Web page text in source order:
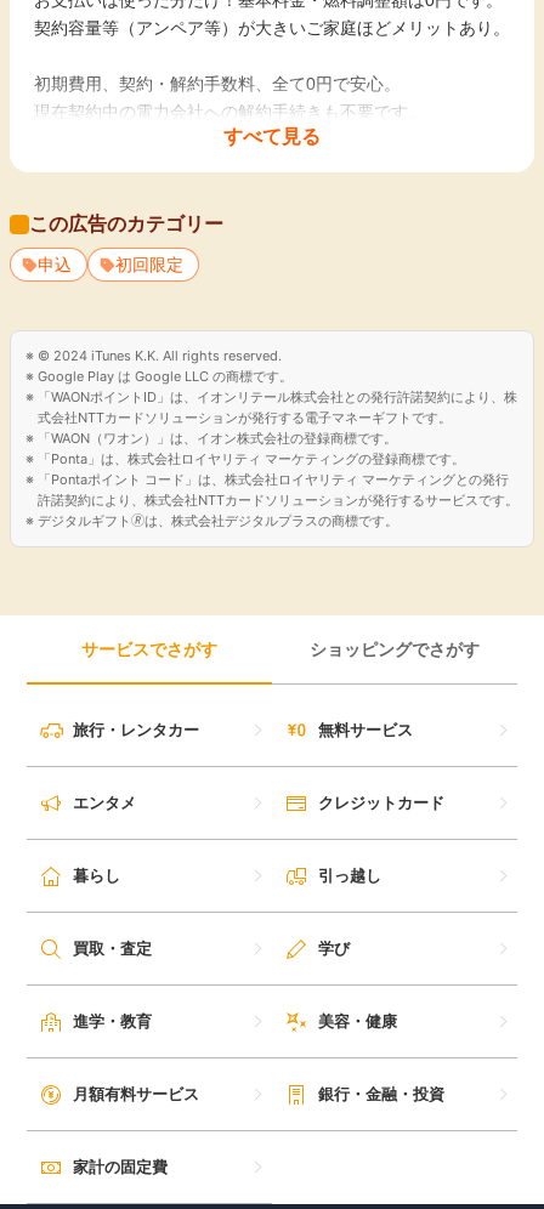
すべて見る
契約容量等（アンペア等）が大きいご家庭ほどメリットあり。
初期費用、契約・解約手数料、全て0円で安心。
現在契約中の電力会社への解約手続きも不要です。
電気をご利用可能。
この広告のカテゴリー
申込 初回限定
© 2024 iTunes K.K. All rights reserved.
Google Play は Google LLC の商標です。
「WAONポイントID」は、イオンリテール株式会社との発行許諾契約により、株
式会社NTTカードソリューションが発行する電子マネーギフトです。
「WAON（ワオン）」は、イオン株式会社の登録商標です。
「Ponta」は、株式会社ロイヤリティ マーケティングの登録商標です。
「Pontaポイント コード」は、株式会社ロイヤリティ マーケティングとの発行
許諾契約により、株式会社NTTカードソリューションが発行するサービスです。
デジタルギフト🄬は、株式会社デジタルプラスの商標です。
サービスでさがす ショッピングでさがす
旅行・レンタカー 無料サービス
エンタメ クレジットカード
暮らし 引っ越し
買取・査定 学び
進学・教育 美容・健康
月額有料サービス 銀行・金融・投資
家計の固定費